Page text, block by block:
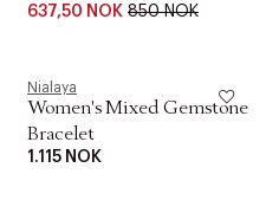
637,50 NOK 850 NOK
Nialaya
Women's Mixed Gemstone
Bracelet
1.115 NOK